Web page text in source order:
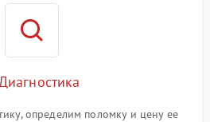
определим поломку и цену ее